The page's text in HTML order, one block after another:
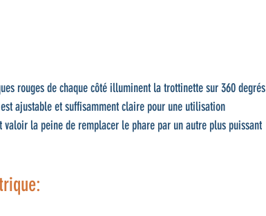
rouges de chaque côté illuminent la trottinette sur 360 degrés
ajustable et suffisamment claire pour une utilisation
la peine de remplacer le phare par un autre plus puissant